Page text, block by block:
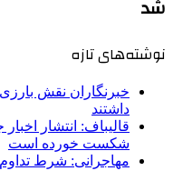
شد
نوشته‌های تازه
خبرنگاران نقش
داشتند
قالیباف: انتشار
شکست خورده است
مهاجرانی: شرط تداوم